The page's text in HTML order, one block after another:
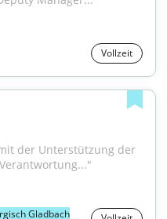
Vollzeit
der Unterstützung der
Verantwortung..."
Gladbach